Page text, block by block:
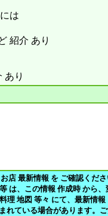
は
紹介 あり
あり
店 最新情報 を ご確認くだ
は、この情報 作成時 から
地図 等々 にて、最新情報
れている場合があります。